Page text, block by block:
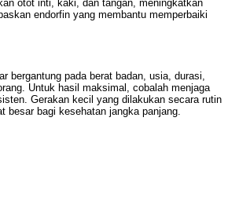
otot inti, kaki, dan tangan, meningkatkan
endorfin yang membantu memperbaiki
bergantung pada berat badan, usia, durasi,
Untuk hasil maksimal, cobalah menjaga
Gerakan kecil yang dilakukan secara rutin
besar bagi kesehatan jangka panjang.